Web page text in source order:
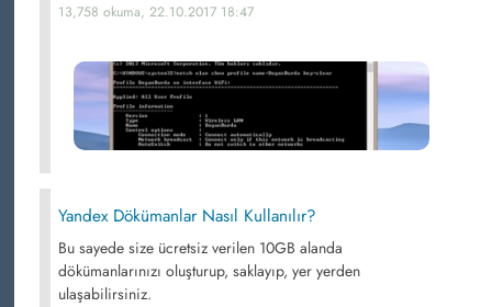
13,758 okuma, 22.10.2017 18:47
Yandex Dökümanlar Nasıl Kullanılır?
Bu sayede size ücretsiz verilen 10GB alanda
dökümanlarınızı oluşturup, saklayıp, yer yerden
ulaşabilirsiniz.